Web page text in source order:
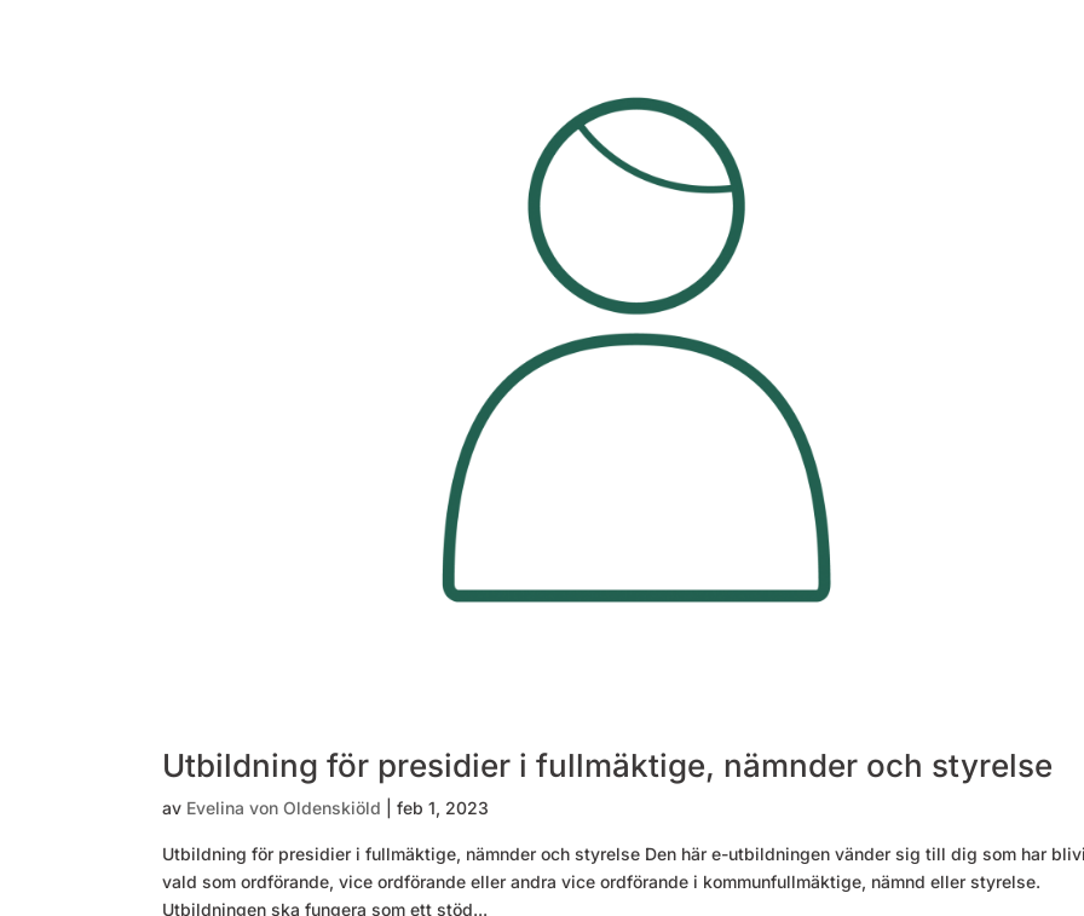
Utbildning för presidier i fullmäktige, nämnder och styrelse
av Evelina von Oldenskiöld |feb 1, 2023
Utbildning för presidier i fullmäktige, nämnder och styrelse Den här e-utbildningen vänder sig till dig som har
vald som ordförande, vice ordförande eller andra vice ordförande i kommunfullmäktige, nämnd eller styrelse.
Utbildningen ska fungera som ett stöd...